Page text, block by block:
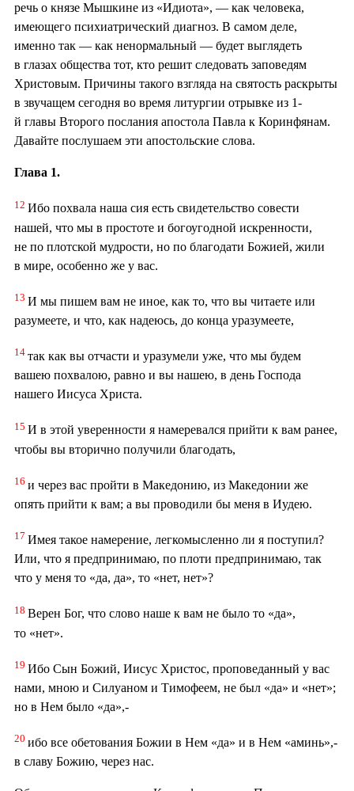
речь о князе Мышкине из «Идиота», — как человека,
имеющего психиатрический диагноз. В самом деле,
именно так — как ненормальный — будет выглядеть
в глазах общества тот, кто решит следовать заповедям
Христовым. Причины такого взгляда на святость раскрыты
в звучащем сегодня во время литургии отрывке из 1-
й главы Второго послания апостола Павла к Коринфянам.
Давайте послушаем эти апостольские слова.
Глава 1.
12 Ибо похвала наша сия есть свидетельство совести
нашей, что мы в простоте и богоугодной искренности,
не по плотской мудрости, но по благодати Божией, жили
в мире, особенно же у вас.
13 И мы пишем вам не иное, как то, что вы читаете или
разумеете, и что, как надеюсь, до конца уразумеете,
14 так как вы отчасти и уразумели уже, что мы будем
вашею похвалою, равно и вы нашею, в день Господа
нашего Иисуса Христа.
15 И в этой уверенности я намеревался прийти к вам ранее,
чтобы вы вторично получили благодать,
16 и через вас пройти в Македонию, из Македонии же
опять прийти к вам; а вы проводили бы меня в Иудею.
17 Имея такое намерение, легкомысленно ли я поступил?
Или, что я предпринимаю, по плоти предпринимаю, так
что у меня то «да, да», то «нет, нет»?
18 Верен Бог, что слово наше к вам не было то «да»,
то «нет».
19 Ибо Сын Божий, Иисус Христос, проповеданный у вас
нами, мною и Силуаном и Тимофеем, не был «да» и «нет»;
но в Нем было «да»,-
20 ибо все обетования Божии в Нем «да» и в Нем «аминь»,-
в славу Божию, через нас.